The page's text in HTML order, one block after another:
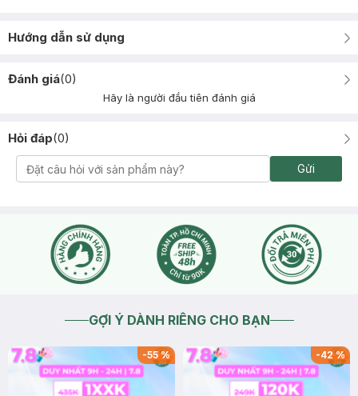
Hướng dẫn sử dụng
Đánh giá(0)
Hãy là người đầu tiên đánh giá
Hỏi đáp(0)
Gửi
GỢI Ý DÀNH RIÊNG CHO BẠN
-55% -42%